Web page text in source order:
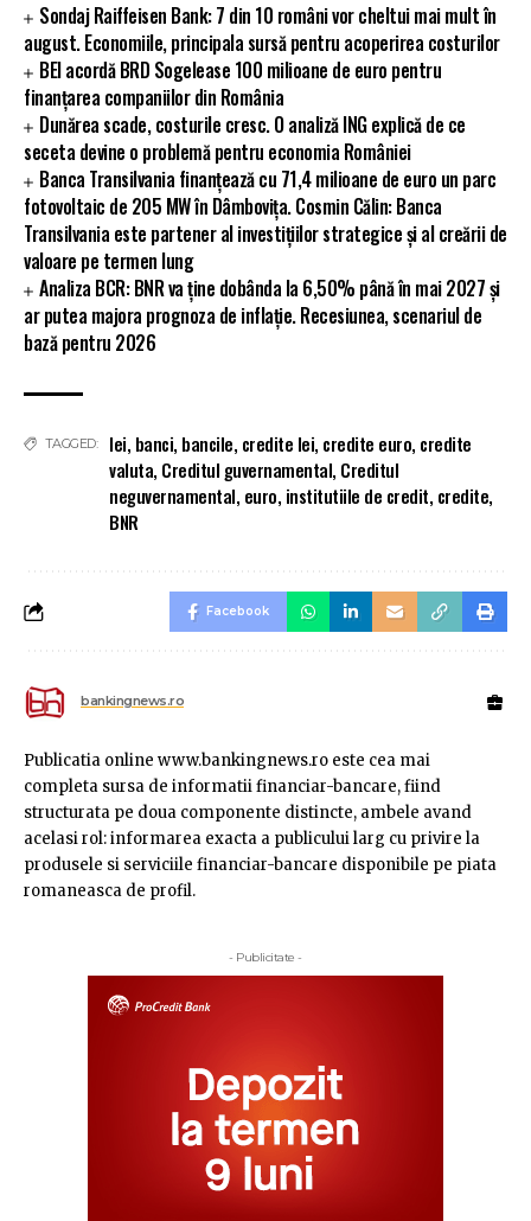
Sondaj Raiffeisen Bank: 7 din 10 români vor cheltui mai mult în
august. Economiile, principala sursă pentru acoperirea costurilor
BEI acordă BRD Sogelease 100 milioane de euro pentru
finanțarea companiilor din România
Dunărea scade, costurile cresc. O analiză ING explică de ce
seceta devine o problemă pentru economia României
Banca Transilvania finanțează cu 71,4 milioane de euro un parc
fotovoltaic de 205 MW în Dâmbovița. Cosmin Călin: Banca
Transilvania este partener al investițiilor strategice și al creării de
valoare pe termen lung
Analiza BCR: BNR va ține dobânda la 6,50% până în mai 2027 și
ar putea majora prognoza de inflație. Recesiunea, scenariul de
bază pentru 2026
TAGGED: lei, banci, bancile, credite lei, credite euro, credite
valuta, Creditul guvernamental, Creditul
neguvernamental, euro, institutiile de credit, credite,
BNR
Facebook
bankingnews.ro
Publicatia online www.bankingnews.ro este cea mai
completa sursa de informatii financiar-bancare, fiind
structurata pe doua componente distincte, ambele avand
acelasi rol: informarea exacta a publicului larg cu privire la
produsele si serviciile financiar-bancare disponibile pe piata
romaneasca de profil.
- Publicitate -